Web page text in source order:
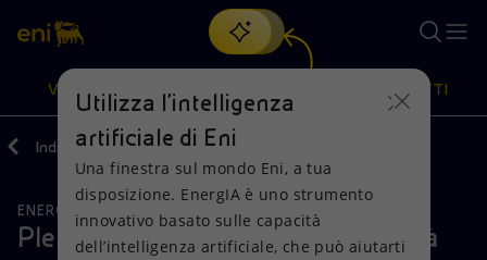
Cerca
scopri EnergIA, la nostra nuova soluzione di intelligenza
artificiale.
VISIONE
Visione
Azioni
PRODOTTI
Prodotti
Indietro Media Comunicati Stampa
ENERGIE RINNOVABILI
Plenitude raddoppia la sua capacità
Utilizza l'intelligenza
artificiale di Eni
Una finestra sul mondo Eni, a tua
disposizione. EnergIA è uno strumento
innovativo basato sulle capacità
dell’intelligenza artificiale, che può aiutarti